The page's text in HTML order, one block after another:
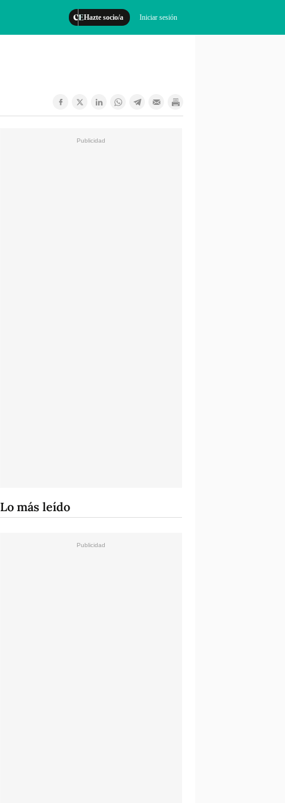
Hazte socio/a Iniciar sesión
Lo más leído